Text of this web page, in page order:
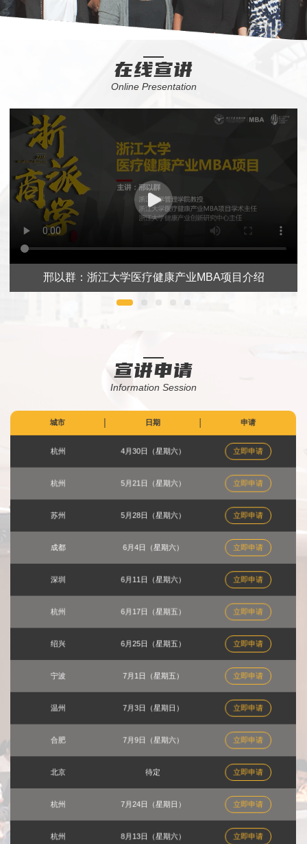
在线宣讲
Online Presentation
邢以群：浙江大学医疗健康产业MBA项目介绍
宣讲申请
Information Session
城市 日期 申请
杭州 4月30日（星期六） 立即申请
杭州 5月21日（星期六） 立即申请
苏州 5月28日（星期六） 立即申请
成都 6月4日（星期六） 立即申请
深圳 6月11日（星期六） 立即申请
杭州 6月17日（星期五） 立即申请
绍兴 6月25日（星期五） 立即申请
宁波 7月1日（星期五） 立即申请
温州 7月3日（星期日） 立即申请
合肥 7月9日（星期六） 立即申请
北京 待定 立即申请
杭州 7月24日（星期日） 立即申请
杭州 8月13日（星期六） 立即申请